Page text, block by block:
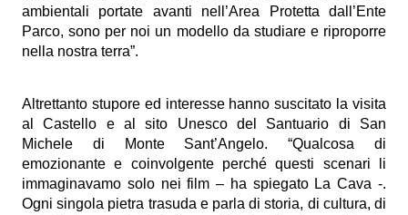
ambientali portate avanti nell’Area Protetta dall’Ente
Parco, sono per noi un modello da studiare e riproporre
nella nostra terra”.
Altrettanto stupore ed interesse hanno suscitato la visita
al Castello e al sito Unesco del Santuario di San
Michele di Monte Sant’Angelo. “Qualcosa di
emozionante e coinvolgente perché questi scenari li
immaginavamo solo nei film – ha spiegato La Cava -.
Ogni singola pietra trasuda e parla di storia, di cultura, di